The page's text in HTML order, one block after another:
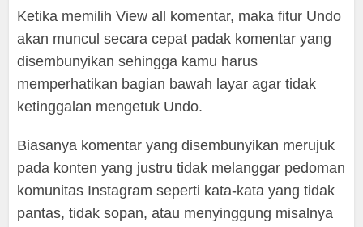
Ketika memilih View all komentar, maka fitur Undo
akan muncul secara cepat padak komentar yang
disembunyikan sehingga kamu harus
memperhatikan bagian bawah layar agar tidak
ketinggalan mengetuk Undo.
Biasanya komentar yang disembunyikan merujuk
pada konten yang justru tidak melanggar pedoman
komunitas Instagram seperti kata-kata yang tidak
pantas, tidak sopan, atau menyinggung misalnya